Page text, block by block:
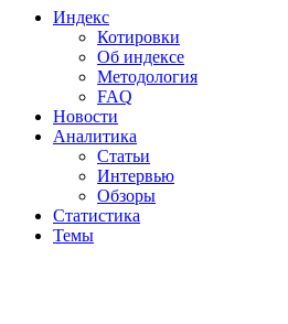
Индекс
Котировки
Об индексе
Методология
FAQ
Новости
Аналитика
Статьи
Интервью
Обзоры
Статистика
Темы